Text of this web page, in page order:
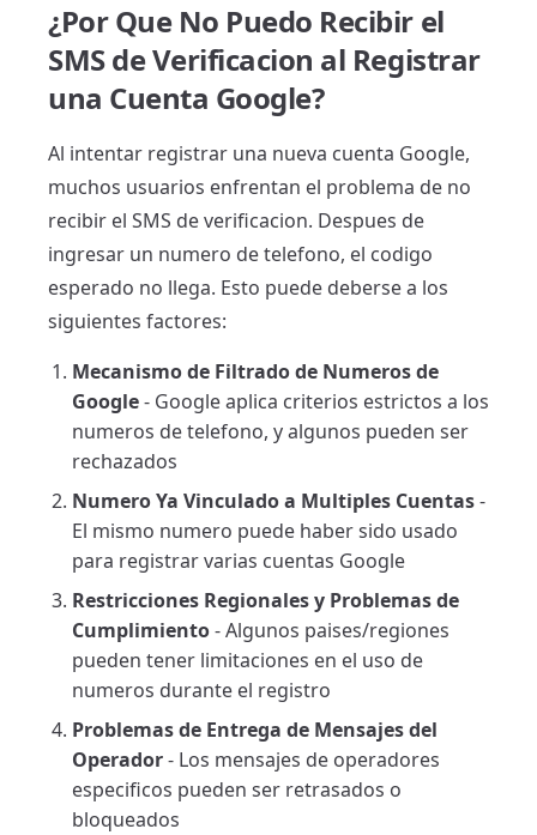
¿Por Que No Puedo Recibir el
SMS de Verificacion al Registrar
una Cuenta Google?
Al intentar registrar una nueva cuenta Google,
muchos usuarios enfrentan el problema de no
recibir el SMS de verificacion. Despues de
ingresar un numero de telefono, el codigo
esperado no llega. Esto puede deberse a los
siguientes factores:
Mecanismo de Filtrado de Numeros de
Google- Google aplica criterios estrictos a los
numeros de telefono, y algunos pueden ser
rechazados
Numero Ya Vinculado a Multiples Cuentas-
El mismo numero puede haber sido usado
para registrar varias cuentas Google
Restricciones Regionales y Problemas de
Cumplimiento- Algunos paises/regiones
pueden tener limitaciones en el uso de
numeros durante el registro
Problemas de Entrega de Mensajes del
Operador- Los mensajes de operadores
especificos pueden ser retrasados o
bloqueados